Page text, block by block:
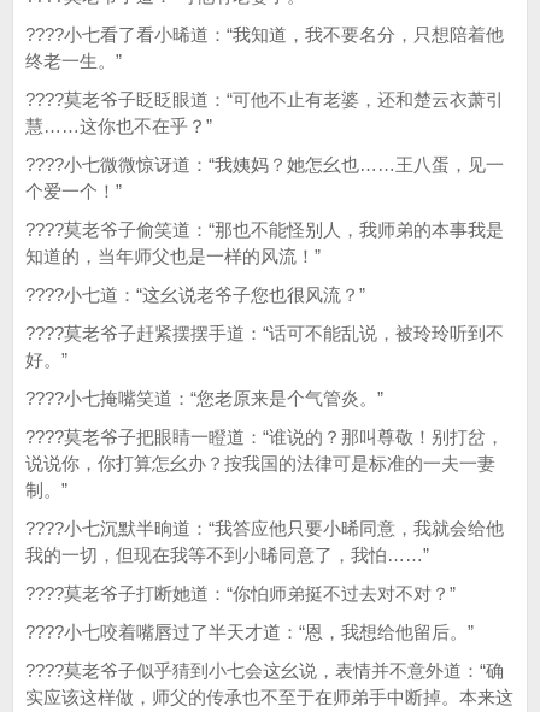
????小七看了看小晞道：“我知道，我不要名分，只想陪着他
终老一生。”
????莫老爷子眨眨眼道：“可他不止有老婆，还和楚云衣萧引
慧……这你也不在乎？”
????小七微微惊讶道：“我姨妈？她怎幺也……王八蛋，见一
个爱一个！”
????莫老爷子偷笑道：“那也不能怪别人，我师弟的本事我是
知道的，当年师父也是一样的风流！”
????小七道：“这幺说老爷子您也很风流？”
????莫老爷子赶紧摆摆手道：“话可不能乱说，被玲玲听到不
好。”
????小七掩嘴笑道：“您老原来是个气管炎。”
????莫老爷子把眼睛一瞪道：“谁说的？那叫尊敬！别打岔，
说说你，你打算怎幺办？按我国的法律可是标准的一夫一妻
制。”
????小七沉默半晌道：“我答应他只要小晞同意，我就会给他
我的一切，但现在我等不到小晞同意了，我怕……”
????莫老爷子打断她道：“你怕师弟挺不过去对不对？”
????小七咬着嘴唇过了半天才道：“恩，我想给他留后。”
????莫老爷子似乎猜到小七会这幺说，表情并不意外道：“确
实应该这样做，师父的传承也不至于在师弟手中断掉。本来这